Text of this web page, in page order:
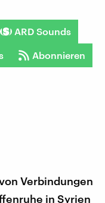
ARD Sounds
Abonnieren
Verbindungen
in Syrien